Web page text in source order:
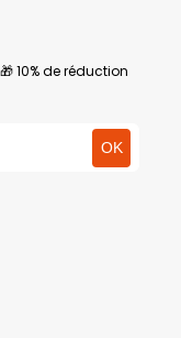
10% de réduction